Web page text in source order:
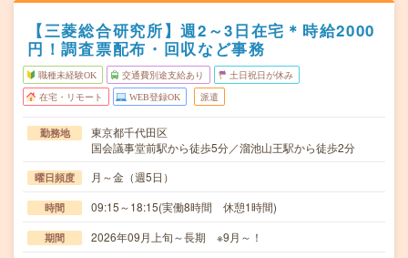
【三菱総合研究所】週2～3日在宅＊時給2000
円！調査票配布・回収など事務
職種未経験OK 交通費別途支給あり 土日祝日が休み
在宅・リモート WEB登録OK 派遣
勤務地
東京都千代田区
国会議事堂前駅から徒歩5分／溜池山王駅から徒歩2分
曜日頻度 月～金（週5日）
時間 09:15～18:15(実働8時間 休憩1時間)
期間 2026年09月上旬～長期 ※9月～！